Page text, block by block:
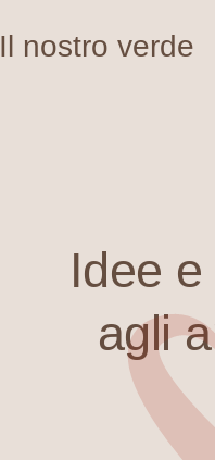
Il nostro verde
Idee
agli